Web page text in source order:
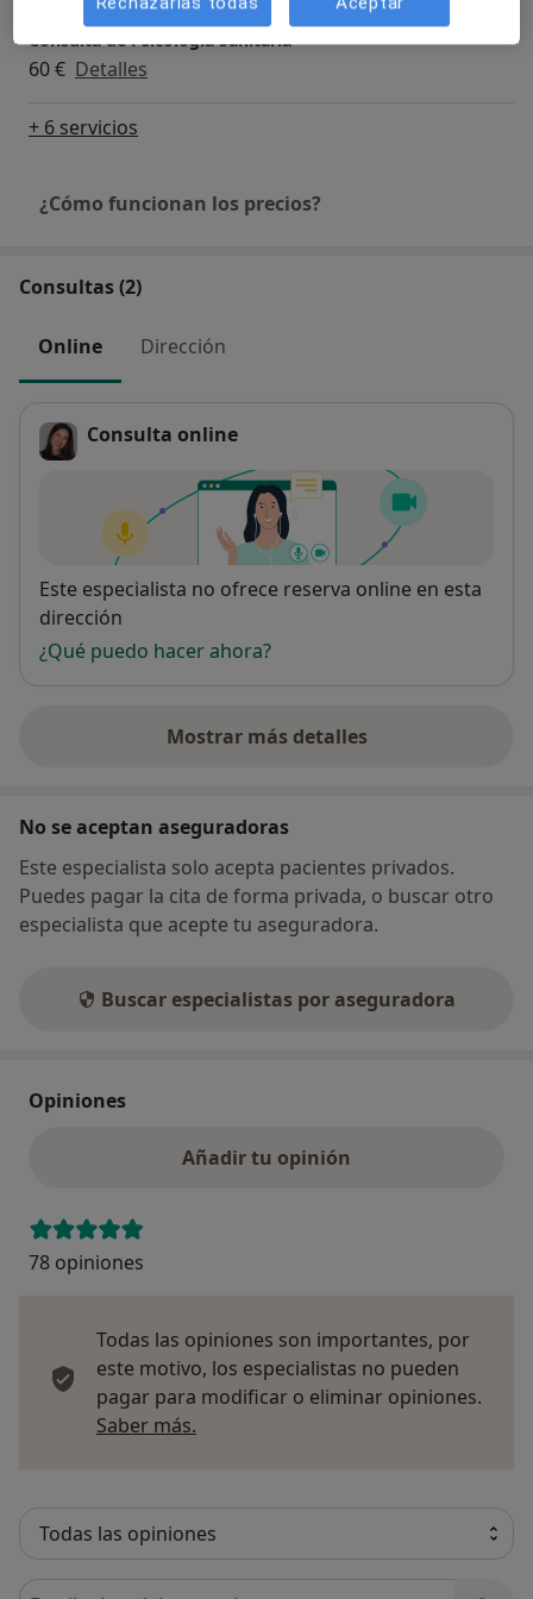
poder aprovechar mejor el espacio psicoterapéutico.
Consulta de Psicología Sanitaria
60 € Detalles
+ 6 servicios
¿Cómo funcionan los precios?
Consultas (2)
Online Dirección
Consulta online
Disponibilidad
Este especialista no ofrece reserva online en esta
dirección
¿Qué puedo hacer ahora?
Mostrar más detalles
sobre la dirección
No se aceptan aseguradoras
Este especialista solo acepta pacientes privados.
Puedes pagar la cita de forma privada, o buscar otro
especialista que acepte tu aseguradora.
Buscar especialistas por aseguradora
Opiniones
Añadir tu opinión
78 opiniones
Todas las opiniones son importantes, por
este motivo, los especialistas no pueden
pagar para modificar o eliminar opiniones.
Saber más.
Busca en opiniones